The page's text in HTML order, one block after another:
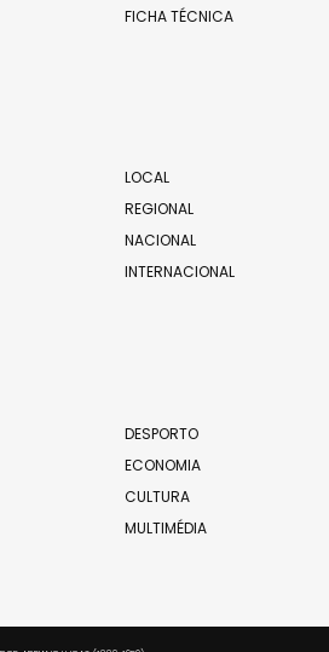
FICHA TÉCNICA
LOCAL
REGIONAL
NACIONAL
INTERNACIONAL
DESPORTO
ECONOMIA
CULTURA
MULTIMÉDIA